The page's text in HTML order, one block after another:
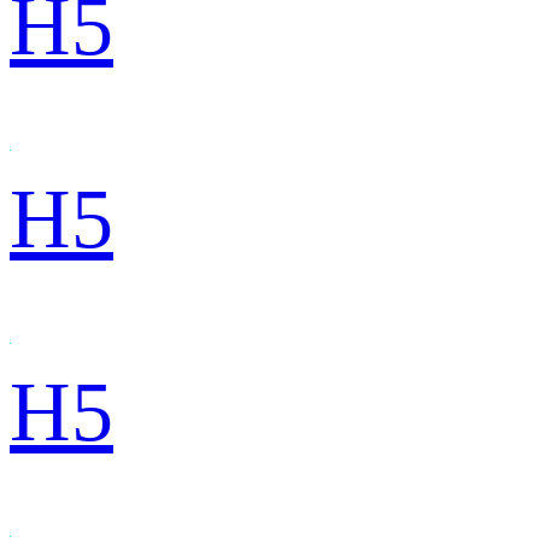
H5
H5
H5